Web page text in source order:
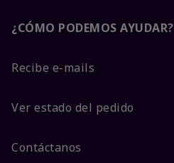
¿CÓMO PODEMOS AYUDAR?
Recibe e-mails
Ver estado del pedido
Contáctanos